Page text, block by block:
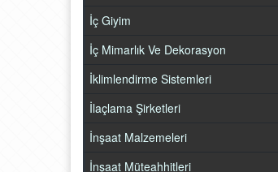
İç Giyim
İç Mimarlık Ve Dekorasyon
İklimlendirme Sistemleri
İlaçlama Şirketleri
İnşaat Malzemeleri
İnşaat Müteahhitleri